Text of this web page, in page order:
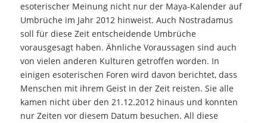
esoterischer Meinung nicht nur der Maya-Kalender auf
Umbrüche im Jahr 2012 hinweist. Auch Nostradamus
soll für diese Zeit entscheidende Umbrüche
vorausgesagt haben. Ähnliche Voraussagen sind auch
von vielen anderen Kulturen getroffen worden. In
einigen esoterischen Foren wird davon berichtet, dass
Menschen mit ihrem Geist in der Zeit reisten. Sie alle
kamen nicht über den 21.12.2012 hinaus und konnten
nur Zeiten vor diesem Datum besuchen. All diese